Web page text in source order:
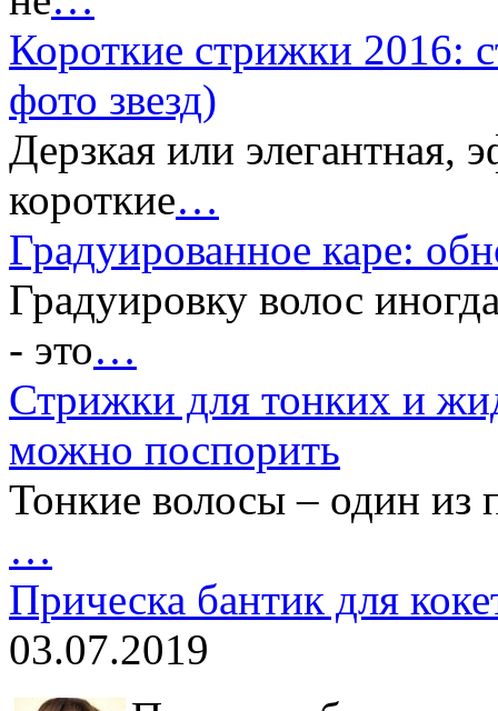
Короткие стрижки 2016:
фото звезд)
Дерзкая или элегантная,
короткие…
Градуированное каре:
Градуировку волос
- это…
Стрижки для тонких и
можно поспорить
Тонкие волосы – один из
…
Прическа бантик для
03.07.2019